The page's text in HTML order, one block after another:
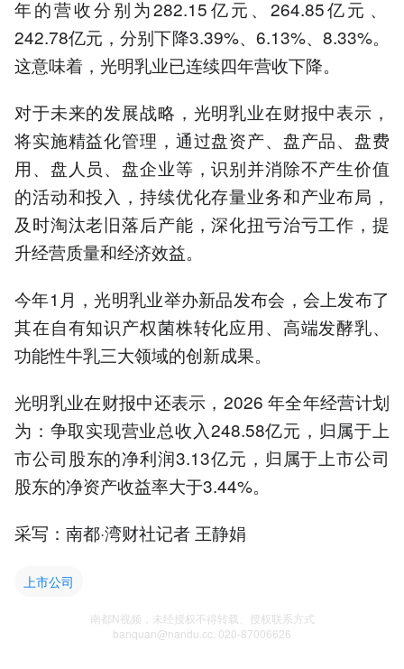
年的营收分别为‌282.15亿元、‌‌264.85亿元‌、‌
242.78亿元，分别下降3.39%、6.13%‌、8.33%。
这意味着，光明乳业已连续四年营收下降。
对于未来的发展战略，光明乳业在财报中表示，
将实施精益化管理，通过盘资产、盘产品、盘费
用、盘人员、盘企业等，识别并消除不产生价值
的活动和投入，持续优化存量业务和产业布局，
及时淘汰老旧落后产能，深化扭亏治亏工作，提
升经营质量和经济效益。
今年1月，光明乳业举办新品发布会，会上发布了
其在自有知识产权菌株转化应用、高端发酵乳、
功能性牛乳三大领域的创新成果。
光明乳业在财报中还表示，2026 年全年经营计划
为：争取实现营业总收入248.58亿元，归属于上
市公司股东的净利润3.13亿元，归属于上市公司
股东的净资产收益率大于3.44%。
采写：南都·湾财社记者 王静娟
上市公司
南都N视频，未经授权不得转载、授权联系方式
banquan@nandu.cc. 020-87006626